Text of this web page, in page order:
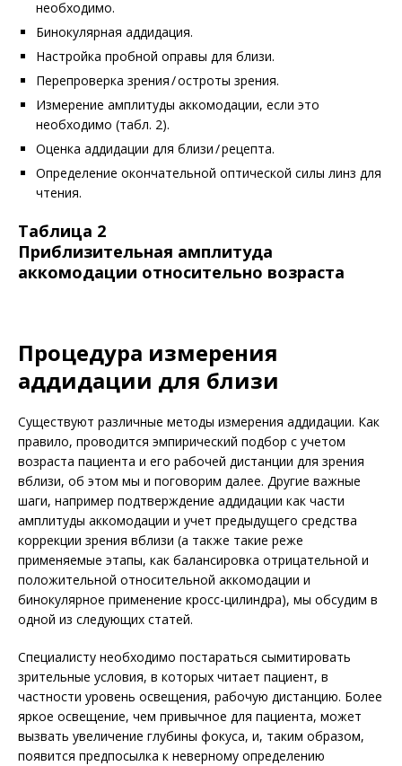
необходимо.
Бинокулярная аддидация.
Настройка пробной оправы для близи.
Перепроверка зрения / остроты зрения.
Измерение амплитуды аккомодации, если это
необходимо (табл. 2).
Оценка аддидации для близи / рецепта.
Определение окончательной оптической силы линз для
чтения.
Таблица 2
Приблизительная амплитуда
аккомодации относительно возраста
Процедура измерения
аддидации для близи
Существуют различные методы измерения аддидации. Как
правило, проводится эмпирический подбор с учетом
возраста пациента и его рабочей дистанции для зрения
вблизи, об этом мы и поговорим далее. Другие важные
шаги, например подтверждение аддидации как части
амплитуды аккомодации и учет предыдущего средства
коррекции зрения вблизи (а также такие реже
применяемые этапы, как балансировка отрицательной и
положительной относительной аккомодации и
бинокулярное применение кросс-цилиндра), мы обсудим в
одной из следующих статей.
Специалисту необходимо постараться сымитировать
зрительные условия, в которых читает пациент, в
частности уровень освещения, рабочую дистанцию. Более
яркое освещение, чем привычное для пациента, может
вызвать увеличение глубины фокуса, и, таким образом,
появится предпосылка к неверному определению